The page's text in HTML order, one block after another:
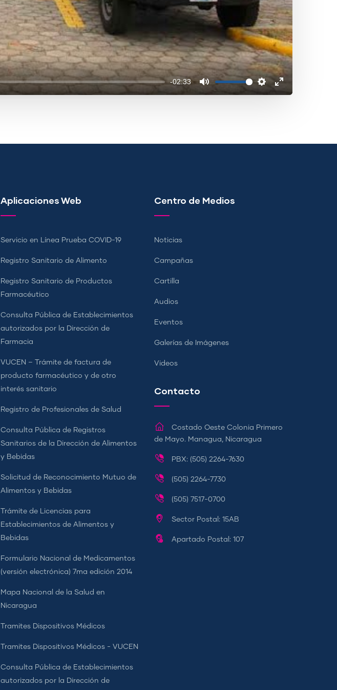
-02:33
Aplicaciones Web
Servicio en Línea Prueba COVID-19
Registro Sanitario de Alimento
Registro Sanitario de Productos
Farmacéutico
Consulta Pública de Establecimientos
autorizados por la Dirección de
Farmacia
VUCEN – Trámite de factura de
producto farmacéutico y de otro
interés sanitario
Registro de Profesionales de Salud
Consulta Pública de Registros
Sanitarios de la Dirección de Alimentos
y Bebidas
Solicitud de Reconocimiento Mutuo de
Alimentos y Bebidas
Trámite de Licencias para
Establecimientos de Alimentos y
Bebidas
Formulario Nacional de Medicamentos
(versión electrónica) 7ma edición 2014
Mapa Nacional de la Salud en
Nicaragua
Tramites Dispositivos Médicos
Tramites Dispositivos Médicos - VUCEN
Consulta Pública de Establecimientos
autorizados por la Dirección de
Centro de Medios
Noticias
Campañas
Cartilla
Audios
Eventos
Galerías de Imágenes
Videos
Contacto
Costado Oeste Colonia Primero
de Mayo. Managua, Nicaragua
PBX: (505) 2264-7630
(505) 2264-7730
(505) 7517-0700
Sector Postal: 15AB
Apartado Postal: 107